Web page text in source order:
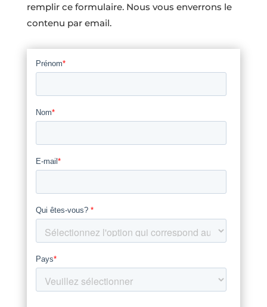
remplir ce formulaire. Nous vous enverrons le
contenu par email.